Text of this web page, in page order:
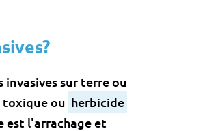
sur terre ou
ou herbicide
est l'arrachage et